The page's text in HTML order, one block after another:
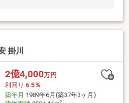
掛川
2億4,000万円
利回り 6.5％
築年月 1989年6月(築37年3ヶ月)
2